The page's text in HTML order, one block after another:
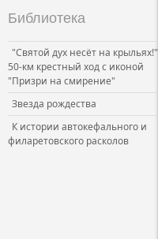
Библиотека
"Святой дух несёт на крыльях!"
50-км крестный ход с иконой
"Призри на смирение"
Звезда рождества
К истории автокефального и
филаретовского расколов